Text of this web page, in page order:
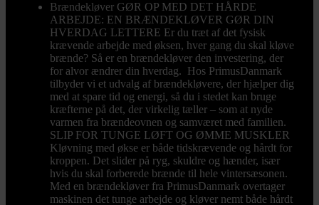
Brændekløver GØR OP MED DET HÅRDE
ARBEJDE: EN BRÆNDEKLØVER GØR DIN
HVERDAG LETTERE Er du træt af det fysisk
krævende arbejde med øksen, hver gang du skal kløve
brænde? Så er en brændekløver den investering, der
for alvor ændrer din hverdag. Hos PrimusDanmark
tilbyder vi et udvalg af brændekløvere, der hjælper dig
med at spare tid og energi, så du i stedet kan bruge
kræfterne på det, der virkelig tæller – som at nyde
varmen fra brændeovnen og samværet med familien.
SLIP FOR TUNGE LØFT OG ØMME MUSKLER
Kløvning med økse er både tidskrævende og hårdt for
kroppen. Det slider på ryg, skuldre og hænder, især
hvis du skal forberede brænde til hele vintersæsonen.
Med en brændekløver fra PrimusDanmark overtager
maskinen det tunge arbejde og kløver nemt både hårdt